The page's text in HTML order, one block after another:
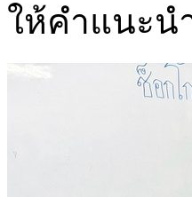
ให้คำแนะน